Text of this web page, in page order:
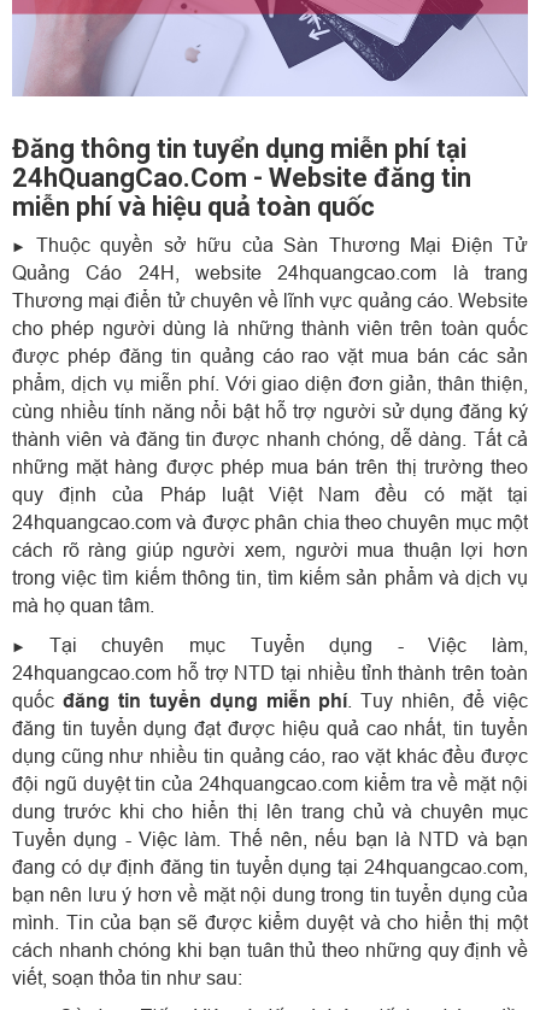
Đăng thông tin tuyển dụng miễn phí tại
24hQuangCao.Com - Website đăng tin
miễn phí và hiệu quả toàn quốc
►
Thuộc quyền sở hữu của Sàn Thương Mại Điện Tử
Quảng Cáo 24H, website 24hquangcao.com là trang
Thương mại điển tử chuyên về lĩnh vực quảng cáo. Website
cho phép người dùng là những thành viên trên toàn quốc
được phép đăng tin quảng cáo rao vặt mua bán các sản
phẩm, dịch vụ miễn phí. Với giao diện đơn giản, thân thiện,
cùng nhiều tính năng nổi bật hỗ trợ người sử dụng đăng ký
thành viên và đăng tin được nhanh chóng, dễ dàng. Tất cả
những mặt hàng được phép mua bán trên thị trường theo
quy định của Pháp luật Việt Nam đều có mặt tại
24hquangcao.com và được phân chia theo chuyên mục một
cách rõ ràng giúp người xem, người mua thuận lợi hơn
trong việc tìm kiếm thông tin, tìm kiếm sản phẩm và dịch vụ
mà họ quan tâm.
► Tại chuyên mục Tuyển dụng - Việc làm,
24hquangcao.com hỗ trợ NTD tại nhiều tỉnh thành trên toàn
quốc đăng tin tuyển dụng miễn phí. Tuy nhiên, để việc
đăng tin tuyển dụng đạt được hiệu quả cao nhất, tin tuyển
dụng cũng như nhiều tin quảng cáo, rao vặt khác đều được
đội ngũ duyệt tin của 24hquangcao.com kiểm tra về mặt nội
dung trước khi cho hiển thị lên trang chủ và chuyên mục
Tuyển dụng - Việc làm. Thế nên, nếu bạn là NTD và bạn
đang có dự định đăng tin tuyển dụng tại 24hquangcao.com,
bạn nên lưu ý hơn về mặt nội dung trong tin tuyển dụng của
mình. Tin của bạn sẽ được kiểm duyệt và cho hiển thị một
cách nhanh chóng khi bạn tuân thủ theo những quy định về
viết, soạn thỏa tin như sau: